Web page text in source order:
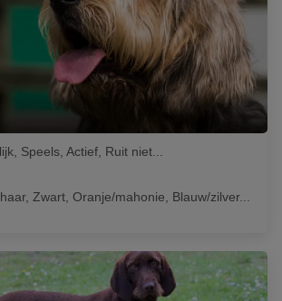
Speels, Actief, Ruit niet...
Zwart, Oranje/mahonie, Blauw/zilver...